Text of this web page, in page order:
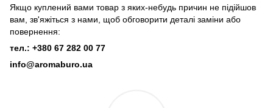
Якщо куплений вами товар з яких-небудь причин не підійшов
вам, зв'яжіться з нами, щоб обговорити деталі заміни або
повернення:
тел.: +380 67 282 00 77
info@aromaburo.ua